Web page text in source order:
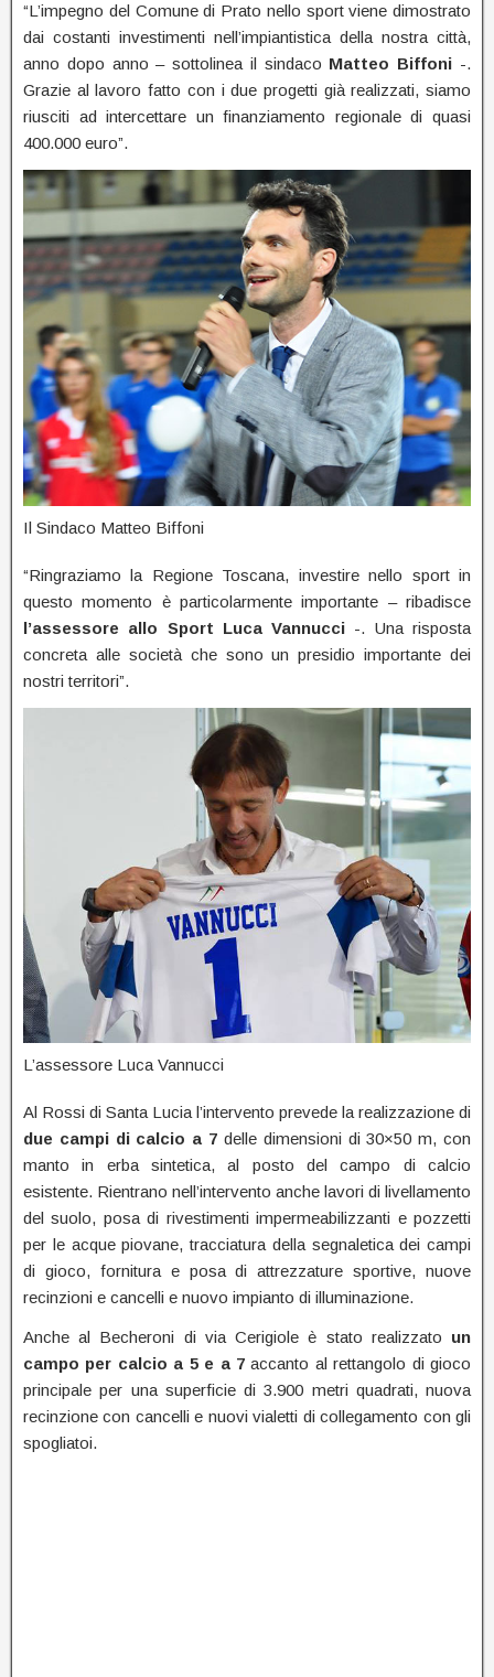
“L’impegno del Comune di Prato nello sport viene dimostrato
dai costanti investimenti nell’impiantistica della nostra città,
anno dopo anno – sottolinea il sindaco Matteo Biffoni -.
Grazie al lavoro fatto con i due progetti già realizzati, siamo
riusciti ad intercettare un finanziamento regionale di quasi
400.000 euro”.
Il Sindaco Matteo Biffoni
“Ringraziamo la Regione Toscana, investire nello sport in
questo momento è particolarmente importante – ribadisce
l’assessore allo Sport Luca Vannucci -. Una risposta
concreta alle società che sono un presidio importante dei
nostri territori”.
L’assessore Luca Vannucci
Al Rossi di Santa Lucia l’intervento prevede la realizzazione di
due campi di calcio a 7 delle dimensioni di 30×50 m, con
manto in erba sintetica, al posto del campo di calcio
esistente. Rientrano nell’intervento anche lavori di livellamento
del suolo, posa di rivestimenti impermeabilizzanti e pozzetti
per le acque piovane, tracciatura della segnaletica dei campi
di gioco, fornitura e posa di attrezzature sportive, nuove
recinzioni e cancelli e nuovo impianto di illuminazione.
Anche al Becheroni di via Cerigiole è stato realizzato un
campo per calcio a 5 e a 7accanto al rettangolo di gioco
principale per una superficie di 3.900 metri quadrati, nuova
recinzione con cancelli e nuovi vialetti di collegamento con gli
spogliatoi.